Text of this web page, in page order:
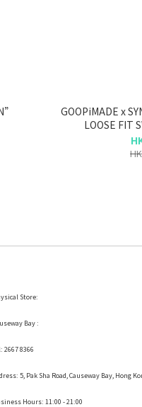
GOOPiMADE x SYNDRO
LOOSE FIT
Store:
Bay :
2667 8366
5, Pak Sha Road, Causeway Bay, Hong
Hours: 11:00 - 21:00